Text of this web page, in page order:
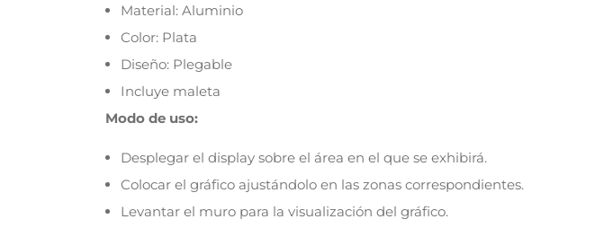
Material: Aluminio
Color: Plata
Diseño: Plegable
Incluye maleta
Modo de uso:
Desplegar el display sobre el área en el que se exhibirá.
Colocar el gráfico ajustándolo en las zonas correspondientes.
Levantar el muro para la visualización del gráfico.